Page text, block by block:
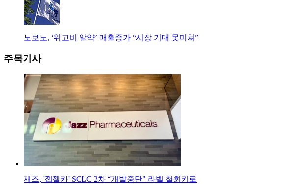
노보노, ‘위고비 알약’ 매출증가 “시장 기대 못미쳐”
주목기사
재즈, '젭젤카' SCLC 2차 “개발중단" 라벨 철회키로